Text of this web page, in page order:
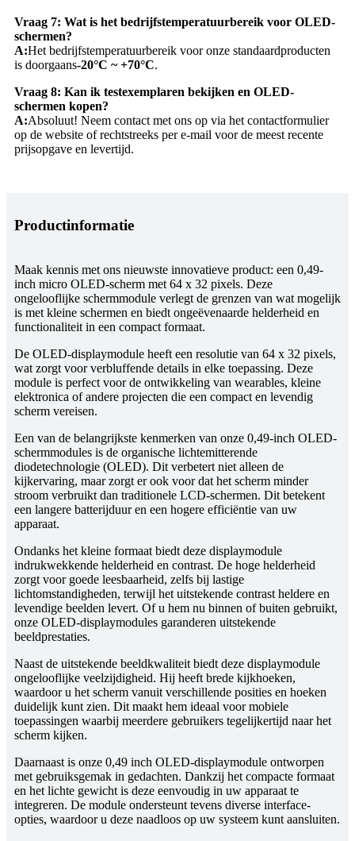
Vraag 7: Wat is het bedrijfstemperatuurbereik voor OLED-
schermen?
A:Het bedrijfstemperatuurbereik voor onze standaardproducten
is doorgaans-20°C ~ +70°C.
Vraag 8: Kan ik testexemplaren bekijken en OLED-
schermen kopen?
A:Absoluut! Neem contact met ons op via het contactformulier
op de website of rechtstreeks per e-mail voor de meest recente
prijsopgave en levertijd.
Productinformatie
Maak kennis met ons nieuwste innovatieve product: een 0,49-
inch micro OLED-scherm met 64 x 32 pixels. Deze
ongelooflijke schermmodule verlegt de grenzen van wat mogelijk
is met kleine schermen en biedt ongeëvenaarde helderheid en
functionaliteit in een compact formaat.
De OLED-displaymodule heeft een resolutie van 64 x 32 pixels,
wat zorgt voor verbluffende details in elke toepassing. Deze
module is perfect voor de ontwikkeling van wearables, kleine
elektronica of andere projecten die een compact en levendig
scherm vereisen.
Een van de belangrijkste kenmerken van onze 0,49-inch OLED-
schermmodules is de organische lichtemitterende
diodetechnologie (OLED). Dit verbetert niet alleen de
kijkervaring, maar zorgt er ook voor dat het scherm minder
stroom verbruikt dan traditionele LCD-schermen. Dit betekent
een langere batterijduur en een hogere efficiëntie van uw
apparaat.
Ondanks het kleine formaat biedt deze displaymodule
indrukwekkende helderheid en contrast. De hoge helderheid
zorgt voor goede leesbaarheid, zelfs bij lastige
lichtomstandigheden, terwijl het uitstekende contrast heldere en
levendige beelden levert. Of u hem nu binnen of buiten gebruikt,
onze OLED-displaymodules garanderen uitstekende
beeldprestaties.
Naast de uitstekende beeldkwaliteit biedt deze displaymodule
ongelooflijke veelzijdigheid. Hij heeft brede kijkhoeken,
waardoor u het scherm vanuit verschillende posities en hoeken
duidelijk kunt zien. Dit maakt hem ideaal voor mobiele
toepassingen waarbij meerdere gebruikers tegelijkertijd naar het
scherm kijken.
Daarnaast is onze 0,49 inch OLED-displaymodule ontworpen
met gebruiksgemak in gedachten. Dankzij het compacte formaat
en het lichte gewicht is deze eenvoudig in uw apparaat te
integreren. De module ondersteunt tevens diverse interface-
opties, waardoor u deze naadloos op uw systeem kunt aansluiten.